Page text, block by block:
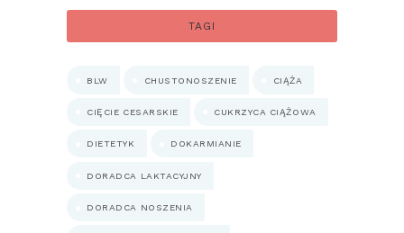
TAGI
BLW CHUSTONOSZENIE CIĄŻA
CIĘCIE CESARSKIE CUKRZYCA CIĄŻOWA
DIETETYK DOKARMIANIE
DORADCA LAKTACYJNY
DORADCA NOSZENIA